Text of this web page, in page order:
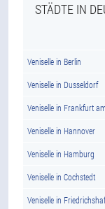
STÄDTE IN
Veniselle in Berlin
Veniselle in Dusseldorf
Veniselle in Frankfurt
Veniselle in Hannover
Veniselle in Hamburg
Veniselle in Cochstedt
Veniselle in